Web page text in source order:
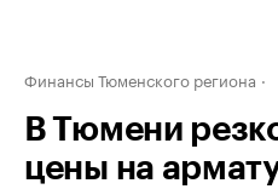
Финансы Тюменского региона
В Тюмени
цены на